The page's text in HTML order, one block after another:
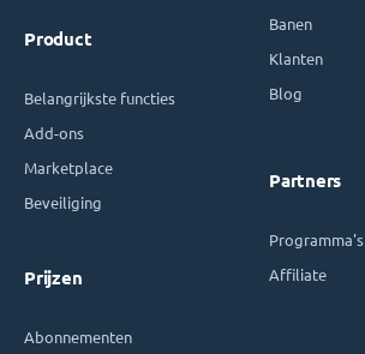
Product
Belangrijkste functies
Add-ons
Marketplace
Beveiliging
Prijzen
Abonnementen
Banen
Klanten
Blog
Partners
Programma's
Affiliate